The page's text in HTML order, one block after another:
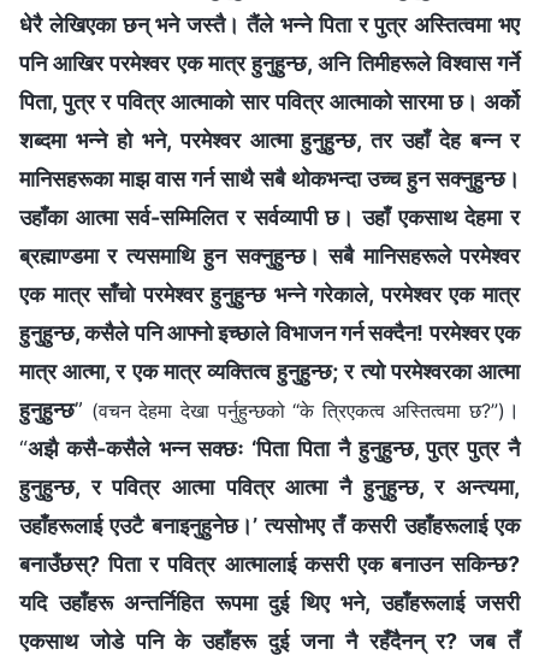
धेरै लेखिएका छन् भने जस्तै। तैंले भन्ने पिता र पुत्र अस्तित्वमा भए
पनि आखिर परमेश्‍वर एक मात्र हुनुहुन्छ, अनि तिमीहरूले विश्‍वास गर्ने
पिता, पुत्र र पवित्र आत्माको सार पवित्र आत्माको सारमा छ। अर्को
शब्दमा भन्ने हो भने, परमेश्‍वर आत्मा हुनुहुन्छ, तर उहाँ देह बन्न र
मानिसहरूका माझ वास गर्न साथै सबै थोकभन्दा उच्च हुन सक्नुहुन्छ।
उहाँका आत्मा सर्व-सम्मिलित र सर्वव्यापी छ। उहाँ एकसाथ देहमा र
ब्रह्माण्डमा र त्यसमाथि हुन सक्नुहुन्छ। सबै मानिसहरूले परमेश्‍वर
एक मात्र साँचो परमेश्‍वर हुनुहुन्छ भन्ने गरेकाले, परमेश्‍वर एक मात्र
हुनुहुन्छ, कसैले पनि आफ्नो इच्छाले विभाजन गर्न सक्दैन! परमेश्‍वर एक
मात्र आत्मा, र एक मात्र व्यक्तित्व हुनुहुन्छ; र त्यो परमेश्‍वरका आत्मा
हुनुहुन्छ” (वचन देहमा देखा पर्नुहुन्छको “के त्रिएकत्व अस्तित्वमा छ?”) ।
“अझै कसै-कसैले भन्न सक्छः ‘पिता पिता नै हुनुहुन्छ, पुत्र पुत्र नै
हुनुहुन्छ, र पवित्र आत्मा पवित्र आत्मा नै हुनुहुन्छ, र अन्त्यमा,
उहाँहरूलाई एउटै बनाइनुहुनेछ।’ त्यसोभए तँ कसरी उहाँहरूलाई एक
बनाउँछस्? पिता र पवित्र आत्मालाई कसरी एक बनाउन सकिन्छ?
यदि उहाँहरू अन्तर्निहित रूपमा दुई थिए भने, उहाँहरूलाई जसरी
एकसाथ जोडे पनि के उहाँहरू दुई जना नै रहँदैनन् र? जब तँ